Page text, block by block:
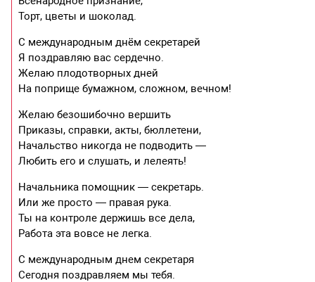
Торт, цветы и шоколад.
С международным днём секретарей
Я поздравляю вас сердечно.
Желаю плодотворных дней
На поприще бумажном, сложном, вечном!
Желаю безошибочно вершить
Приказы, справки, акты, бюллетени,
Начальство никогда не подводить —
Любить его и слушать, и лелеять!
Начальника помощник — секретарь.
Или же просто — правая рука.
Ты на контроле держишь все дела,
Работа эта вовсе не легка.
С международным днем секретаря
Сегодня поздравляем мы тебя.